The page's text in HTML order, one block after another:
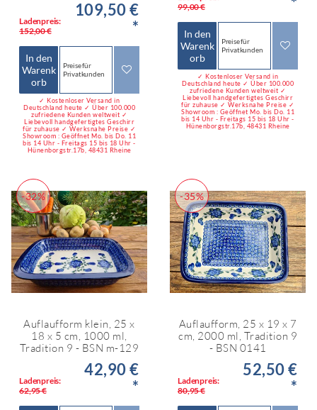
Ladenpreis:
152,00 €
109,50 €
*
In den
Warenk
orb
Preise für
Privatkunden
✓ Kostenloser Versand in
Deutschland heute ✓ Über 100.000
zufriedene Kunden weltweit ✓
Liebevoll handgefertigtes Geschirr
für zuhause ✓ Werksnahe Preise ✓
Showroom : Geöffnet Mo. bis Do. 11
bis 14 Uhr - Freitags 15 bis 18 Uhr -
Hünenborgstr.17b, 48431 Rheine
99,00 €
In den
Warenk
orb
Preise für
Privatkunden
✓ Kostenloser Versand in
Deutschland heute ✓ Über 100.000
zufriedene Kunden weltweit ✓
Liebevoll handgefertigtes Geschirr
für zuhause ✓ Werksnahe Preise ✓
Showroom : Geöffnet Mo. bis Do. 11
bis 14 Uhr - Freitags 15 bis 18 Uhr -
Hünenborgstr.17b, 48431 Rheine
-32%
Auflaufform klein, 25 x
18 x 5 cm, 1000 ml,
Tradition 9 - BSN m-129
Ladenpreis:
62,95 €
42,90 €
*
-35%
Auflaufform, 25 x 19 x 7
cm, 2000 ml, Tradition 9
- BSN 0141
Ladenpreis:
80,95 €
52,50 €
*